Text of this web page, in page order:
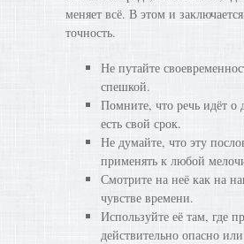
меняет всё. В этом и
точность.
Не путайте
спешкой.
Помните, что речь идёт о
есть свой срок.
Не думайте, что эту
применять к любой
Смотрите на неё как на
чувстве времени.
Используйте её там, где
действительно опасно